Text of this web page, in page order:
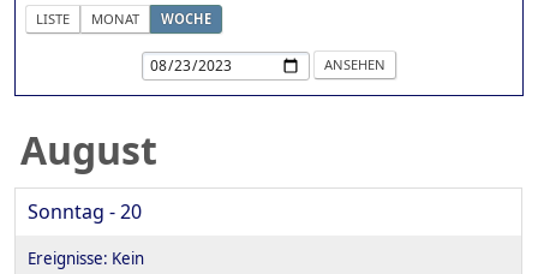
LISTE MONAT WOCHE
August
Sonntag - 20